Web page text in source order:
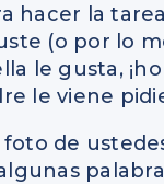
hacer la
(o por lo
le gusta,
le viene
foto de